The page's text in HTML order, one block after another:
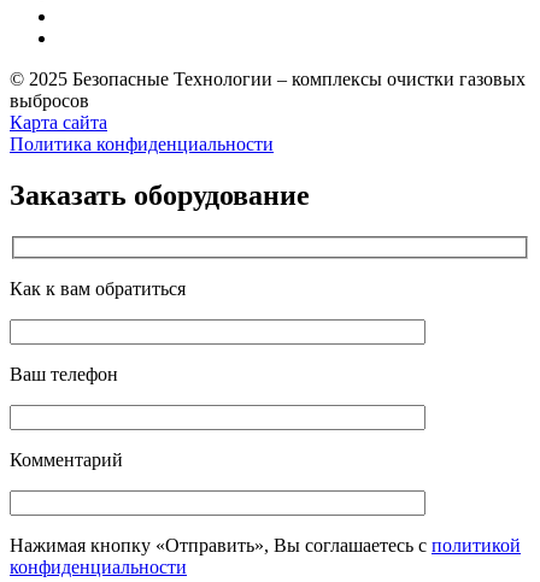
© 2025 Безопасные Технологии – комплексы очистки газовых
выбросов
Карта сайта
Политика конфиденциальности
Заказать оборудование
Как к вам обратиться
Ваш телефон
Комментарий
Нажимая кнопку «Отправить», Вы соглашаетесь с политикой
конфиденциальности